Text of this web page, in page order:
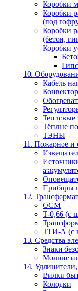
Коробки
Коробки
(под
Коробки
(бетон,
Коробки
10.
Кабель
Тепловые
Тёплые
ТЭНЫ
11. Пожарное и
Приборы
12.
ОСМ
Т-0,66 (с
ТТИ-А (с
13. Средства
Знаки
14.
Вилки
Колодки